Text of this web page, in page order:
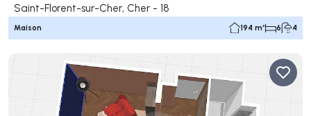
Saint-Florent-sur-Cher, Cher - 18
Maison 194 m² 6 4